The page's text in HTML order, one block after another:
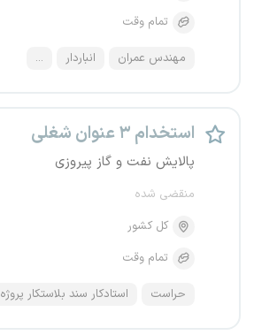
تمام وقت
مهندس عمران انباردار ...
استخدام ۳ عنوان شغلی
پالایش نفت و گاز پیروزی
منقضی شده
کل کشور
تمام وقت
حراست استادکار سند بلاستکار پروژه